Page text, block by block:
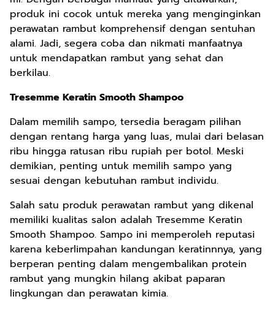
produk ini cocok untuk mereka yang menginginkan
perawatan rambut komprehensif dengan sentuhan
alami. Jadi, segera coba dan nikmati manfaatnya
untuk mendapatkan rambut yang sehat dan
berkilau.
Tresemme Keratin Smooth Shampoo
Dalam memilih sampo, tersedia beragam pilihan
dengan rentang harga yang luas, mulai dari belasan
ribu hingga ratusan ribu rupiah per botol. Meski
demikian, penting untuk memilih sampo yang
sesuai dengan kebutuhan rambut individu.
Salah satu produk perawatan rambut yang dikenal
memiliki kualitas salon adalah Tresemme Keratin
Smooth Shampoo. Sampo ini memperoleh reputasi
karena keberlimpahan kandungan keratinnnya, yang
berperan penting dalam mengembalikan protein
rambut yang mungkin hilang akibat paparan
lingkungan dan perawatan kimia.